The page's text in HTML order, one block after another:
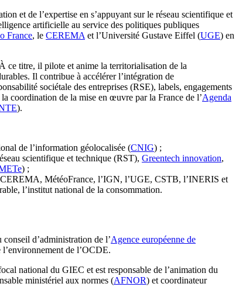
et de l’expertise en s’appuyant sur le réseau scientifique et
artificielle au service des politiques publiques
France, le CEREMA et l’Université Gustave Eiffel (UGE) en
ce titre, il pilote et anime la territorialisation de la
Il contribue à accélérer l’intégration de
sociétale des entreprises (RSE), labels, engagements
coordination de la mise en œuvre par la France de l’Agenda
).
de l’information géolocalisée (CNIG) ;
scientifique et technique (RST), Greentech innovation,
) ;
CEREMA, MétéoFrance, l’IGN, l’UGE, CSTB, l’INERIS et
l’institut national de la consommation.
d’administration de l’Agence européenne de
de l’OCDE.
national du GIEC et est responsable de l’animation du
ministériel aux normes (AFNOR) et coordinateur